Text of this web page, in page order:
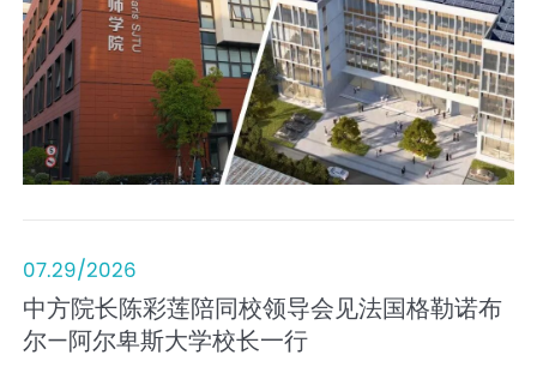
07.29/2026
中方院长陈彩莲陪同校领导会见法国格勒诺布
尔—阿尔卑斯大学校长一行